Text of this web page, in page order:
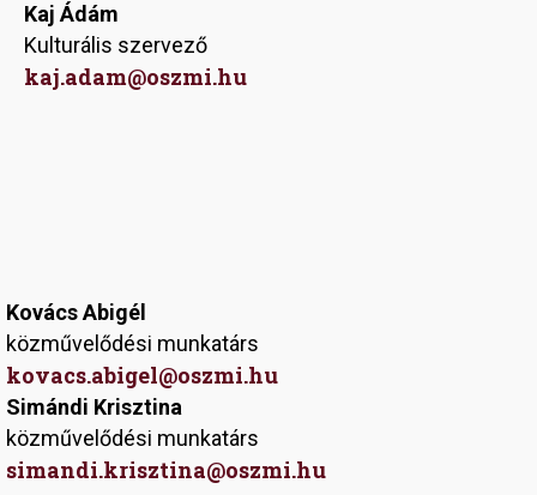
Kaj Ádám
Kulturális szervező
kaj.adam@oszmi.hu
Kovács Abigél
közművelődési munkatárs
kovacs.abigel@oszmi.hu
Simándi Krisztina
közművelődési munkatárs
simandi.krisztina@oszmi.hu